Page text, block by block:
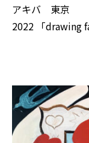
アキバ 東京
2022 「drawing